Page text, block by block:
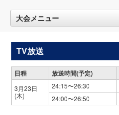
大会メニュー
TV放送
日程 放送時間(予定)
3月23日
(木)
24:15〜26:30
24:00〜26:50